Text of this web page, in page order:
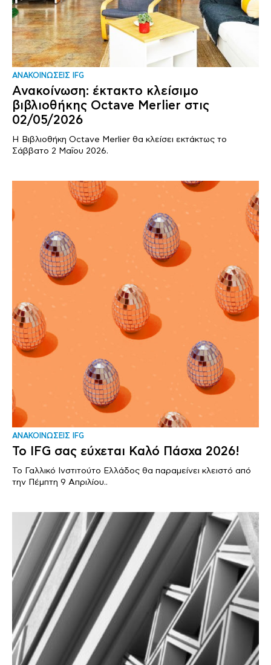
ΑΝΑΚΟΙΝΩΣΕΙΣ IFG
Ανακοίνωση: έκτακτο κλείσιμο
βιβλιοθήκης Octave Merlier στις
02/05/2026
Η Βιβλιοθήκη Octave Merlier θα κλείσει εκτάκτως το
Σάββατο 2 Μαΐου 2026.
ΑΝΑΚΟΙΝΩΣΕΙΣ IFG
Το IFG σας εύχεται Καλό Πάσχα 2026!
Το Γαλλικό Ινστιτούτο Ελλάδος θα παραμείνει κλειστό από
την Πέμπτη 9 Απριλίου..